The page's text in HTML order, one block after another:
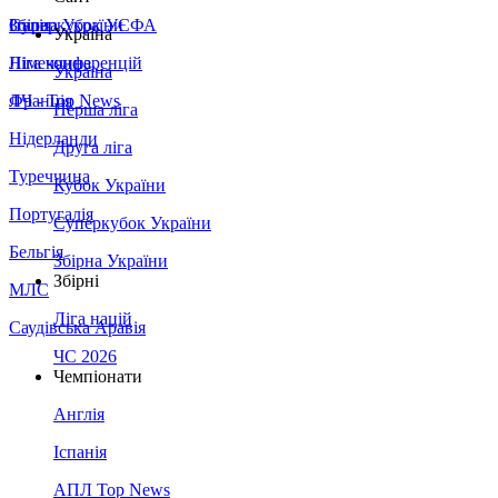
Збірна України
Італія
Німеччина
Франція
Нідерланди
Туреччина
Португалія
Бельгія
МЛС
Саудівська Аравія
Суперкубок УЄФА
Ліга конференцій
ЛЧ - Top News
Україна
Україна
Перша ліга
Друга ліга
Кубок України
Суперкубок України
Збірна України
Збірні
Ліга націй
ЧС 2026
Чемпіонати
Англія
Іспанія
АПЛ Top News